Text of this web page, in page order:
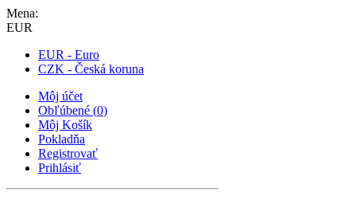
Mena:
EUR
EUR - Euro
CZK - Česká koruna
Môj účet
Obľúbené (0)
Môj Košík
Pokladňa
Registrovať
Prihlásiť